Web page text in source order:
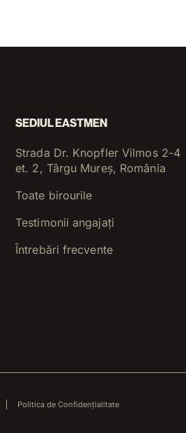
SEDIUL EASTMEN
Strada Dr. Knopfler Vilmos 2-4
et. 2, Târgu Mureș, România
Toate birourile
Testimonii angajați
Întrebări frecvente
Politica de Confidențialitate